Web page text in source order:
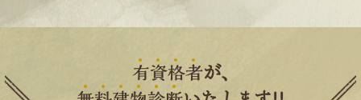
有資格者が、